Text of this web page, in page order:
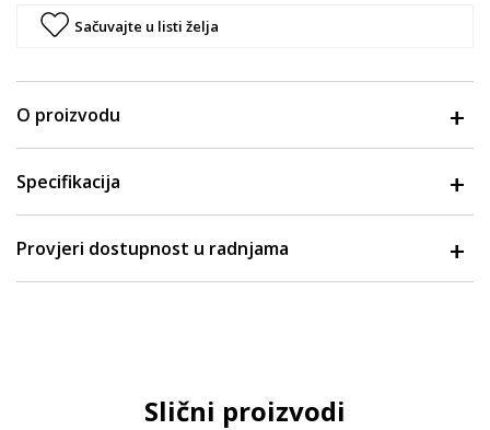
Sačuvajte u listi želja
O proizvodu
Specifikacija
Provjeri dostupnost u radnjama
Slični proizvodi